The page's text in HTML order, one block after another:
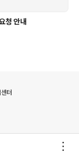
청 안내
터